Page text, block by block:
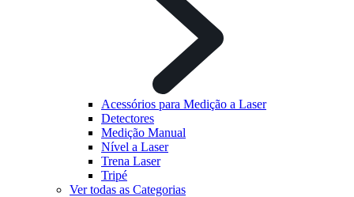
Acessórios para Medição a Laser
Detectores
Medição Manual
Nível a Laser
Trena Laser
Tripé
Ver todas as Categorias